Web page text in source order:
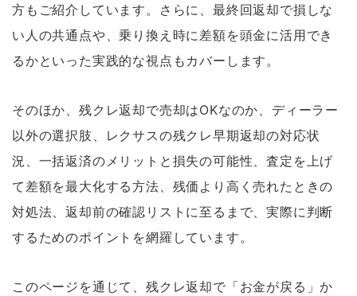
方もご紹介しています。さらに、最終回返却で損しな
い人の共通点や、乗り換え時に差額を頭金に活用でき
るかといった実践的な視点もカバーします。
そのほか、残クレ返却で売却はOKなのか、ディーラー
以外の選択肢、レクサスの残クレ早期返却の対応状
況、一括返済のメリットと損失の可能性、査定を上げ
て差額を最大化する方法、残価より高く売れたときの
対処法、返却前の確認リストに至るまで、実際に判断
するためのポイントを網羅しています。
このページを通じて、残クレ返却で「お金が戻る」か